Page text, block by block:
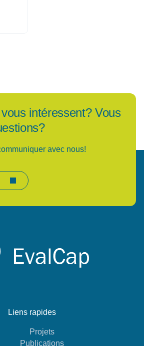
intéressent? Vous
avec nous!
Liens rapides
Projets
Publications